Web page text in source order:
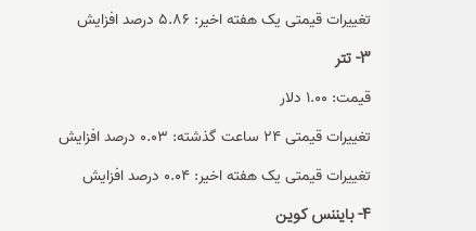
تغییرات قیمتی یک هفته اخیر: 5.86 درصد افزایش
3- تتر
قیمت: 1.00 دلار
تغییرات قیمتی 24 ساعت گذشته: 0.03 درصد افزایش
تغییرات قیمتی یک هفته اخیر: 0.04 درصد افزایش
4- بایننس کوین